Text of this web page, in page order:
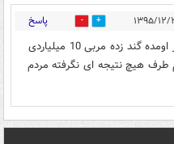
2 پاسخ
اصلا واسه چی باید کمک کنن؟ یه مدیر اومده گند زده مربی 10 میلیاردی
هیچ نتیجه ای نگرفته مردم